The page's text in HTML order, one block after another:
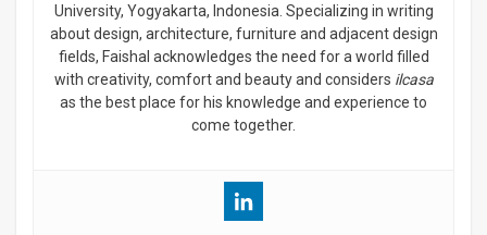
University, Yogyakarta, Indonesia. Specializing in writing
about design, architecture, furniture and adjacent design
fields, Faishal acknowledges the need for a world filled
with creativity, comfort and beauty and considers ilcasa
as the best place for his knowledge and experience to
come together.